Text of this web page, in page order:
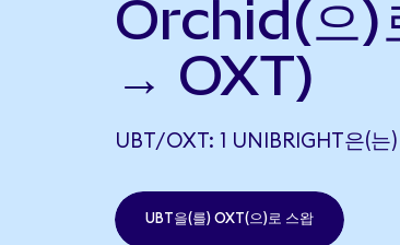
Orchid(으)
→ OXT)
UBT/OXT: 1 UNIBRIGHT은(
UBT을(를) OXT(으)로 스왑